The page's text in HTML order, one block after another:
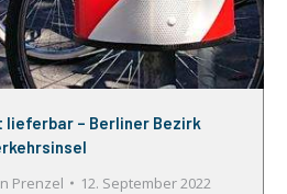
– Berliner Bezirk
Prenzel 12. September 2022